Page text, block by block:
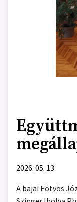
2026. 05. 13.
A bajai Eötvös